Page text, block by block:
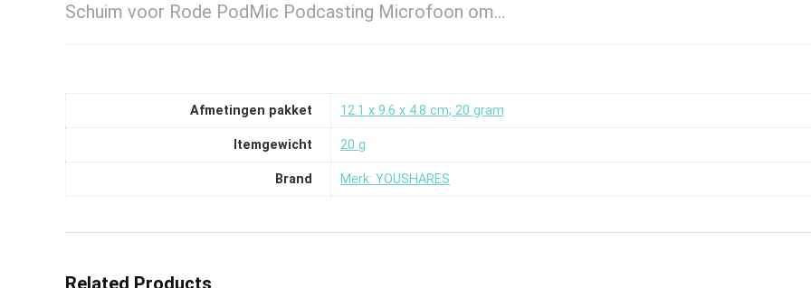
Schuim voor Rode PodMic Podcasting Microfoon om…
Afmetingen pakket ‎12.1 x 9.6 x 4.8 cm; 20 gram
Itemgewicht ‎20 g
Brand Merk: YOUSHARES
Related Products